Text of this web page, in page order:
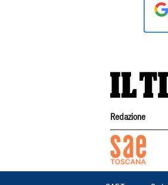
Redazione